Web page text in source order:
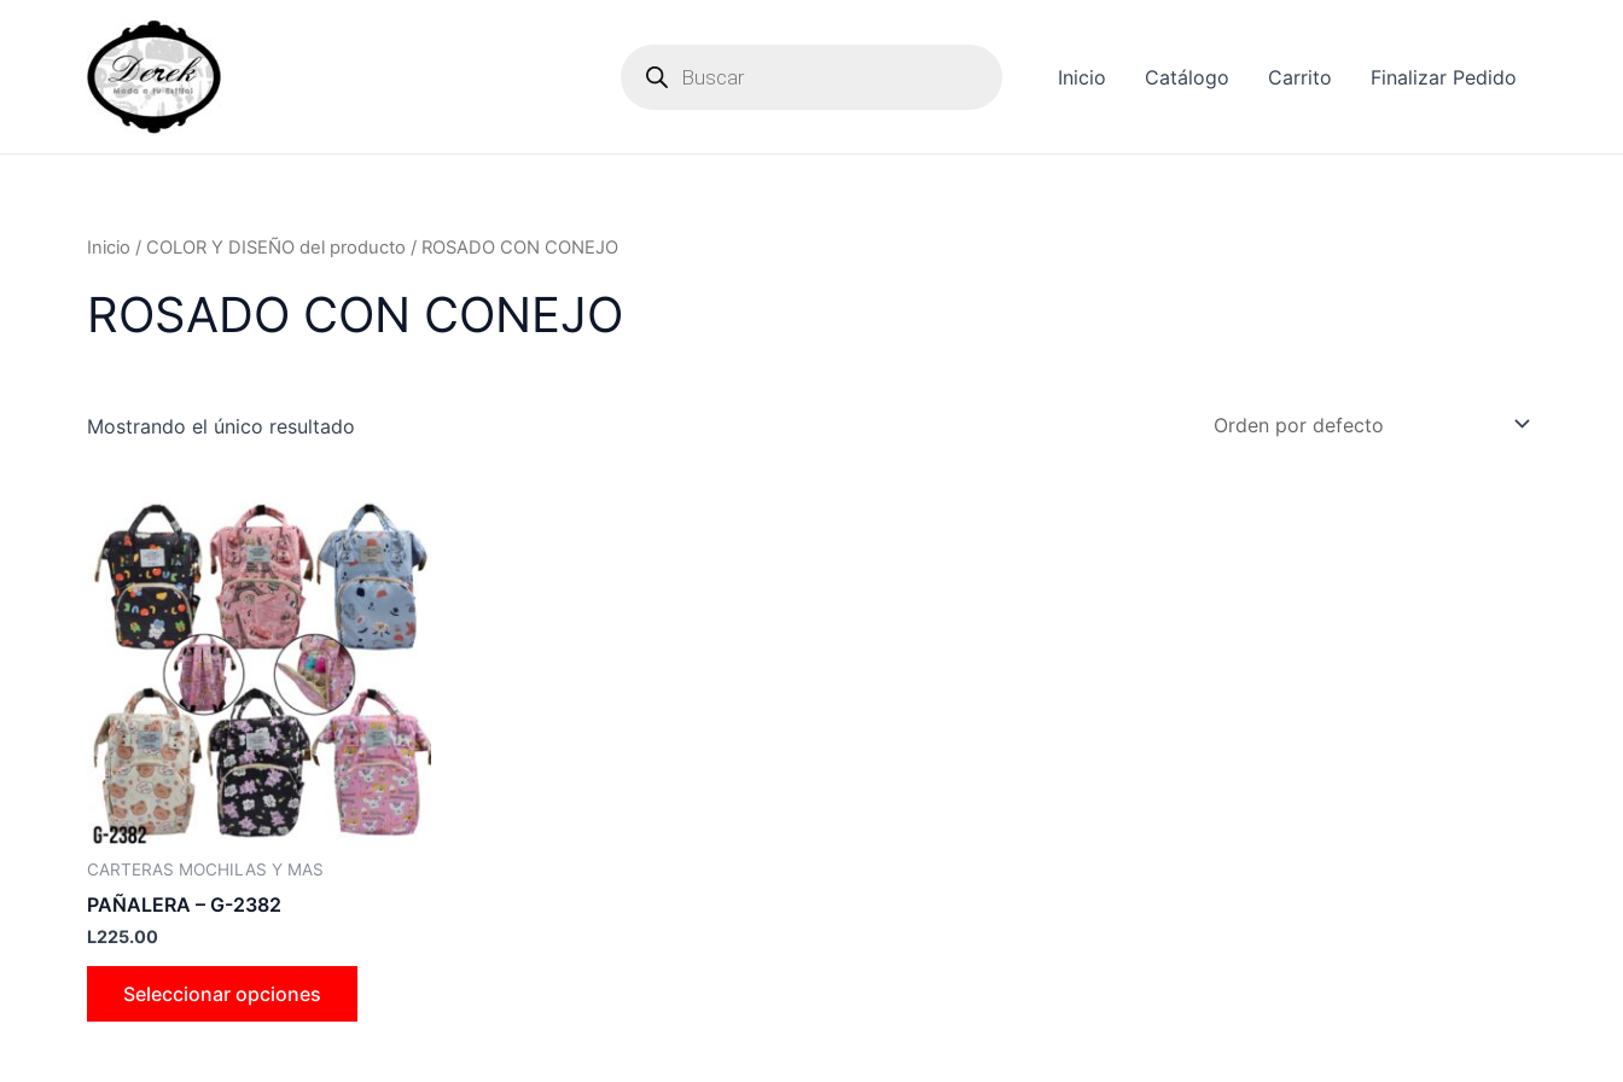
contenido
Inicio Catálogo Carrito Finalizar Pedido
Inicio / COLOR Y DISEÑO del producto / ROSADO CON CONEJO
ROSADO CON CONEJO
Mostrando el único resultado
CARTERAS MOCHILAS Y MAS
PAÑALERA – G-2382
L225.00
Seleccionar opciones
Este
producto
tiene
múltiples
variantes.
opciones
se
pueden
elegir
en